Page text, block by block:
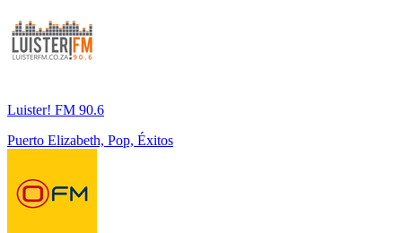
Luister! FM 90.6
Puerto Elizabeth, Pop, Éxitos